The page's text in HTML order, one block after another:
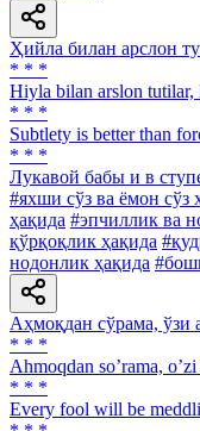
Ҳийла билан арслон
* * *
Hiyla bilan arslon
* * *
Subtlety is better than
* * *
Лукавой бабы и в
#яхши сўз ва ёмон сўз
ҳақида #эпчиллик ва
қўрқоқлик ҳақида
нодонлик ҳақида
Аҳмоқдан сўрама, ўзи
* * *
Аhmoqdan soʼrama, oʼzi
* * *
Every fool will be